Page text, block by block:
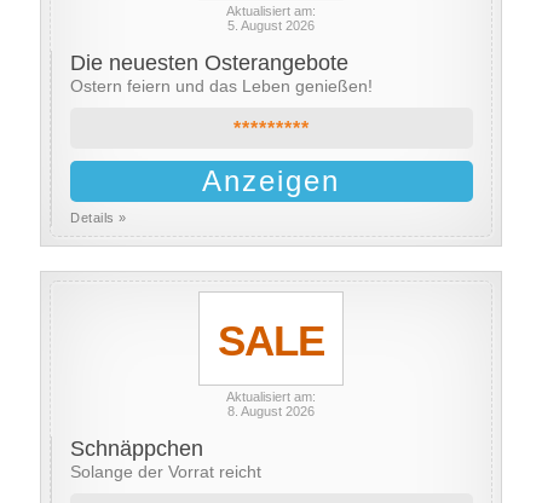
Aktualisiert am:
5. August 2026
Die neuesten Osterangebote
Ostern feiern und das Leben genießen!
*********
Anzeigen
Details »
SALE
Aktualisiert am:
8. August 2026
Schnäppchen
Solange der Vorrat reicht